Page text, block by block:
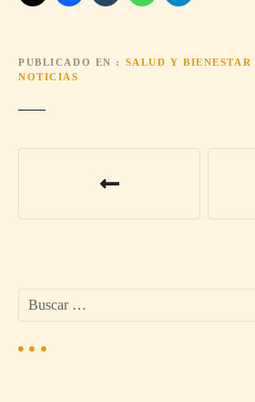
PUBLICADO EN SALUD Y BIENESTAR
NOTICIAS
g
a
c